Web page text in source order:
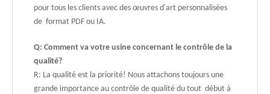
pour tous les clients avec des œuvres d'art personnalisées
de format PDF ou IA.
Q: Comment va votre usine concernant le contrôle de la
qualité?
R: La qualité est la priorité! Nous attachons toujours une
grande importance au contrôle de qualité du tout début à